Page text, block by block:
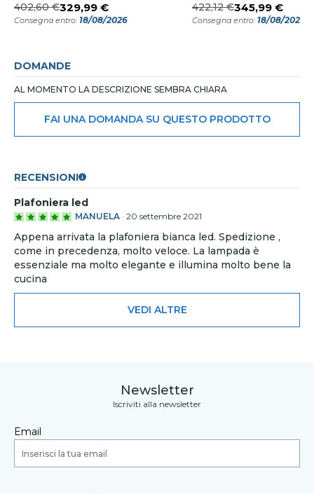
402,60 €329,99 €
Consegna entro: 18/08/2026
422,12 €345,99 €
Consegna entro: 18/08/2026
DOMANDE
AL MOMENTO LA DESCRIZIONE SEMBRA CHIARA
FAI UNA DOMANDA SU QUESTO PRODOTTO
RECENSIONI
Plafoniera led
MANUELA · 20 settembre 2021
Appena arrivata la plafoniera bianca led. Spedizione ,
come in precedenza, molto veloce. La lampada è
essenziale ma molto elegante e illumina molto bene la
cucina
VEDI ALTRE
Newsletter
Iscriviti alla newsletter
Email